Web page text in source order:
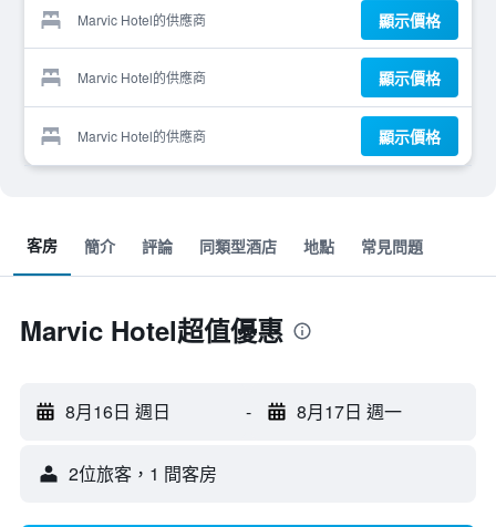
Marvic Hotel的供應商 顯示價格
Marvic Hotel的供應商 顯示價格
Marvic Hotel的供應商 顯示價格
客房 簡介 評論 同類型酒店 地點 常見問題
Marvic Hotel超值優惠
8月16日 週日 - 8月17日 週一
2位旅客，1 間客房